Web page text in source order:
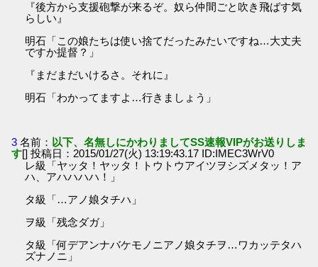
『後方から支援砲撃が来るぞ。奴ら仲間ごと吹き飛ばす気
らしい』
明石「この娘たちは使い捨てだったみたいですね…大丈夫
ですか提督？」
『まだまだいけるさ。それに』
明石「わかってますよ…行きましょう」
3 名前： 以下、名無しにかわりましてSS速報VIPがお送りしま
す[] 投稿日：2015/01/27(火) 13:19:43.17 ID:IMEC3WrV0
レ級「ヤッタ！ヤッタ！トウトウアイツヲシズメタッ！ア
ハ、アハハハハ！」
タ級「…アノ娘タチハ」
ヲ級「残念ダガ」
タ級「何デアンナバケモノニアノ娘タチヲ…ワカッテタハ
ズナノニ」